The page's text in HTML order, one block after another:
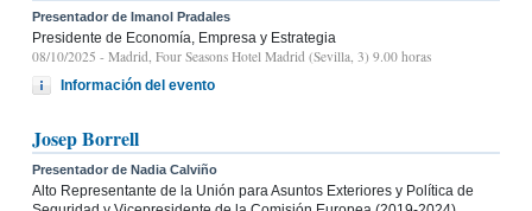
Presentador de Imanol Pradales
Presidente de Economía, Empresa y Estrategia
08/10/2025 - Madrid, Four Seasons Hotel Madrid (Sevilla, 3) 9.00 horas
Información del evento
Josep Borrell
Presentador de Nadia Calviño
Alto Representante de la Unión para Asuntos Exteriores y Política de